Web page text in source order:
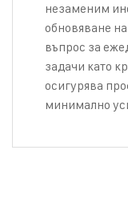
незаменим
обновяване
въпрос за
задачи като
осигурява
минимално